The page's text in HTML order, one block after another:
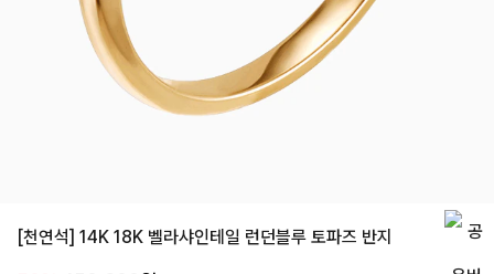
[천연석] 14K 18K 벨라샤인테일 런던블루 토파즈 반지